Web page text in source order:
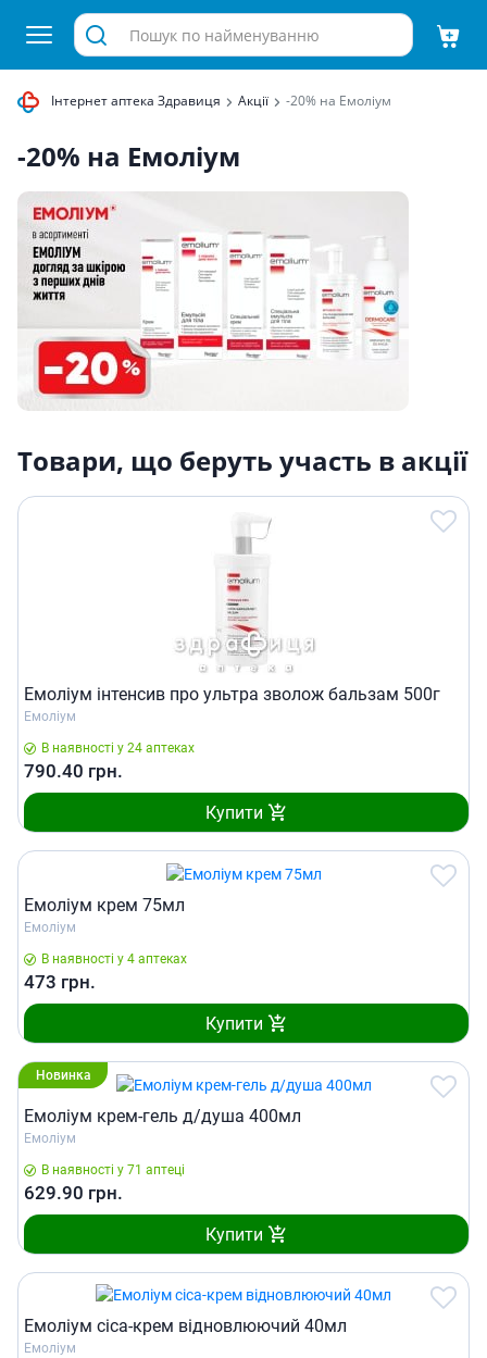
Інтернет аптека Здравиця Акції -20% на Емоліум
-20% на Емоліум
Товари, що беруть участь в акції
Емоліум інтенсив про ультра зволож бальзам 500г
Емоліум
В наявності у 24 аптеках
790.40 грн.
Купити
Емоліум крем 75мл
Емоліум
В наявності у 4 аптеках
473 грн.
Купити
Новинка
Емоліум крем-гель д/душа 400мл
Емоліум
В наявності у 71 аптеці
629.90 грн.
Купити
Емоліум сіса-крем відновлюючий 40мл
Емоліум